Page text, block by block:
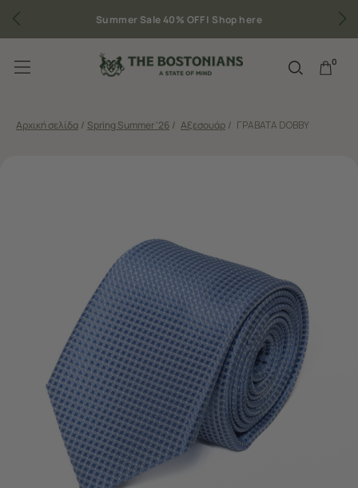
here Δωρεάν μεταφορικά για παραγγελίες
0
Αρχική σελίδα / Spring Summer '26 / Αξεσουάρ / ΓΡΑΒΑΤΑ DOBBY